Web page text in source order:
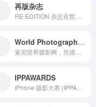
再版杂志
World Photography Organisation
IPPAWARDS
iPhone 摄影大赛 (IPPAWARDS)™ 是自 20...